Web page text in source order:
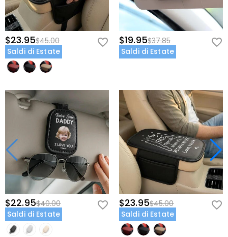
$23.95$45.00
Saldi di Estate
$19.95$37.85
Saldi di Estate
$22.95$40.00
Saldi di Estate
$23.95$45.00
Saldi di Estate